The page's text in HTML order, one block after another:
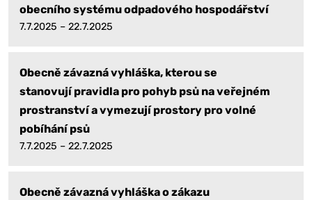
obecního systému odpadového hospodářství
7.7.2025 – 22.7.2025
Obecně závazná vyhláška, kterou se
stanovují pravidla pro pohyb psů na veřejném
prostranství a vymezují prostory pro volné
pobíhání psů
7.7.2025 – 22.7.2025
Obecně závazná vyhláška o zákazu